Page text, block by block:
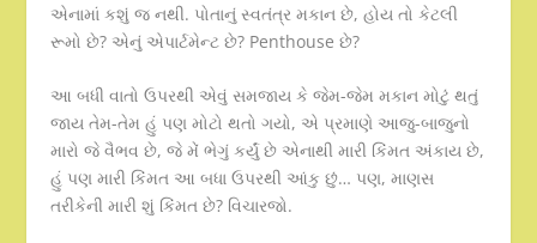
એનામાં કશું જ નથી. પોતાનું સ્વતંત્ર મકાન છે, હોય તો કેટલી
રૂમો છે? એનું એપાર્ટમેન્ટ છે? Penthouse છે?
આ બધી વાતો ઉપરથી એવું સમજાય કે જેમ-જેમ મકાન મોટું થતું
જાય તેમ-તેમ હું પણ મોટો થતો ગયો, એ પ્રમાણે આજુ-બાજુનો
મારો જે વૈભવ છે, જે મેં ભેગું કર્યું છે એનાથી મારી કિંમત અંકાય છે,
હું પણ મારી કિંમત આ બધા ઉપરથી આંકુ છું… પણ, માણસ
તરીકેની મારી શું કિંમત છે? વિચારજો.